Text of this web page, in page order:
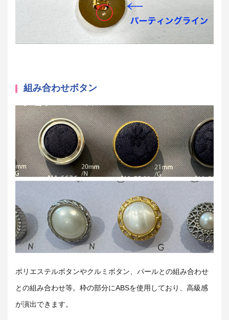
組み合わせボタン
ポリエステルボタンやクルミボタン、パールとの組み合わせ
との組み合わせ等。枠の部分にABSを使用しており、高級感
が演出できます。